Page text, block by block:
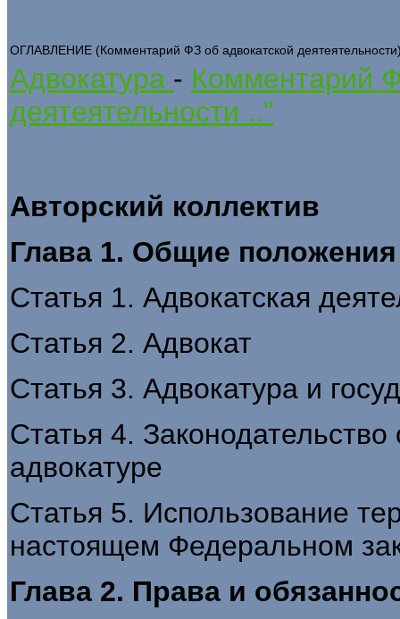
ОГЛАВЛЕНИЕ (Комментарий ФЗ об адвокатской
Адвокатура - Комментарий
деятеятельности .."
Авторский коллектив
Глава 1. Общие положения
Статья 1. Адвокатская
Статья 2. Адвокат
Статья 3. Адвокатура и
Статья 4.
адвокатуре
Статья 5. Использование
настоящем Федеральном
Глава 2. Права и